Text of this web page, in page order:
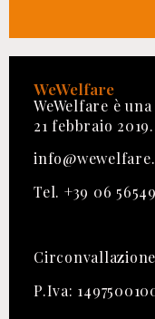
WeWelfare
WeWelfare è
21 febbraio 2019.
Tel. +39 06
P.Iva: